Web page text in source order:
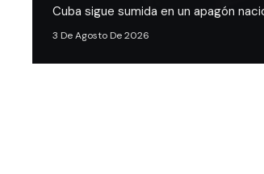
Cuba sigue sumida en un apagón
3 De Agosto De 2026